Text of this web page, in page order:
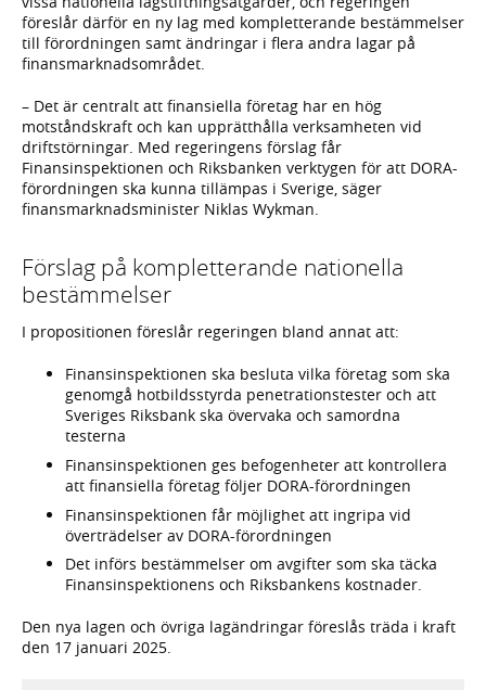
föreslår därför en ny lag med kompletterande bestämmelser
till förordningen samt ändringar i flera andra lagar på
finansmarknadsområdet.
– Det är centralt att finansiella företag har en hög
motståndskraft och kan upprätthålla verksamheten vid
driftstörningar. Med regeringens förslag får
Finansinspektionen och Riksbanken verktygen för att DORA-
förordningen ska kunna tillämpas i Sverige, säger
finansmarknadsminister Niklas Wykman.
Förslag på kompletterande nationella
bestämmelser
I propositionen föreslår regeringen bland annat att:
Finansinspektionen ska besluta vilka företag som ska
genomgå hotbildsstyrda penetrationstester och att
Sveriges Riksbank ska övervaka och samordna
testerna
Finansinspektionen ges befogenheter att kontrollera
att finansiella företag följer DORA-förordningen
Finansinspektionen får möjlighet att ingripa vid
överträdelser av DORA-förordningen
Det införs bestämmelser om avgifter som ska täcka
Finansinspektionens och Riksbankens kostnader.
Den nya lagen och övriga lagändringar föreslås träda i kraft
den 17 januari 2025.